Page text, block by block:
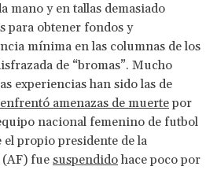
mano y en tallas demasiado
para obtener fondos y
mínima en las columnas de los
de “bromas”. Mucho
experiencias han sido las de
enfrentó amenazas de muertepor
nacional femenino de futbol
propio presidente de la
fue suspendidohace poco por